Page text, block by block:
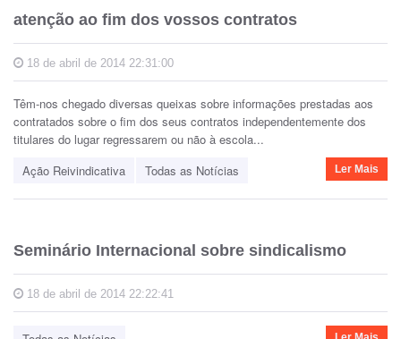
atenção ao fim dos vossos contratos
18 de abril de 2014 22:31:00
Têm-nos chegado diversas queixas sobre informações prestadas aos
contratados sobre o fim dos seus contratos independentemente dos
titulares do lugar regressarem ou não à escola...
Ação Reivindicativa
Todas as Notícias Ler Mais
Seminário Internacional sobre sindicalismo
18 de abril de 2014 22:22:41